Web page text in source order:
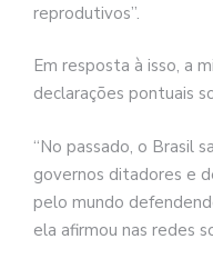
reprodutivos”.
Em resposta à isso, a
declarações pontuais
“No passado, o Brasil
governos ditadores e
pelo mundo
ela afirmou nas redes